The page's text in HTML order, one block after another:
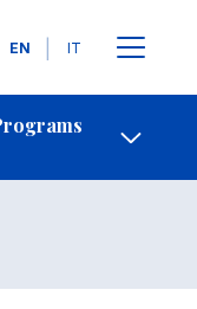
Languages
EN IT
Contact Us